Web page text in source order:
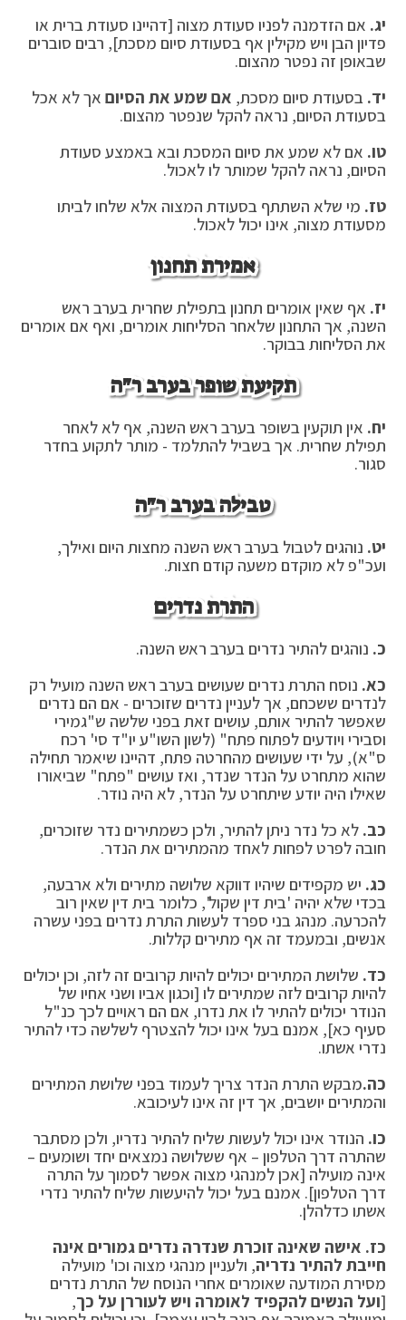
יג. אם הזדמנה לפניו סעודת מצוה [דהיינו סעודת ברית או
פדיון הבן ויש מקילין אף בסעודת סיום מסכת], רבים סוברים
שבאופן זה נפטר מהצום.
יד. בסעודת סיום מסכת, אם שמע את הסיום אך לא אכל
בסעודת הסיום, נראה להקל שנפטר מהצום.
טו. אם לא שמע את סיום המסכת ובא באמצע סעודת
הסיום, נראה להקל שמותר לו לאכול.
טז. מי שלא השתתף בסעודת המצוה אלא שלחו לביתו
מסעודת מצוה, אינו יכול לאכול.
אמירת תחנון
יז. אף שאין אומרים תחנון בתפילת שחרית בערב ראש
השנה, אך התחנון שלאחר הסליחות אומרים, ואף אם אומרים
את הסליחות בבוקר.
תקיעת שופר בערב ר"ה
יח. אין תוקעין בשופר בערב ראש השנה, אף לא לאחר
תפילת שחרית. אך בשביל להתלמד - מותר לתקוע בחדר
סגור.
טבילה בערב ר"ה
יט. נוהגים לטבול בערב ראש השנה מחצות היום ואילך,
ועכ"פ לא מוקדם משעה קודם חצות.
התרת נדרים
כ. נוהגים להתיר נדרים בערב ראש השנה.
כא. נוסח התרת נדרים שעושים בערב ראש השנה מועיל רק
לנדרים ששכחם, אך לעניין נדרים שזוכרים - אם הם נדרים
שאפשר להתיר אותם, עושים זאת בפני שלשה ש"גמירי
וסבירי ויודעים לפתוח פתח" (לשון השו"ע יו"ד סי' רכח
ס"א), על ידי שעושים מהחרטה פתח, דהיינו שיאמר תחילה
שהוא מתחרט על הנדר שנדר, ואז עושים "פתח" שביאורו
שאילו היה יודע שיתחרט על הנדר, לא היה נודר.
כב. לא כל נדר ניתן להתיר, ולכן כשמתירים נדר שזוכרים,
חובה לפרט לפחות לאחד מהמתירים את הנדר.
כג. יש מקפידים שיהיו דווקא שלושה מתירים ולא ארבעה,
בכדי שלא יהיה 'בית דין שקול', כלומר בית דין שאין רוב
להכרעה. מנהג בני ספרד לעשות התרת נדרים בפני עשרה
אנשים, ובמעמד זה אף מתירים קללות.
כד. שלושת המתירים יכולים להיות קרובים זה לזה, וכן יכולים
להיות קרובים לזה שמתירים לו [וכגון אביו ושני אחיו של
הנודר יכולים להתיר לו את נדרו, אם הם ראויים לכך כנ"ל
סעיף כא], אמנם בעל אינו יכול להצטרף לשלשה כדי להתיר
נדרי אשתו.
כה.מבקש התרת הנדר צריך לעמוד בפני שלושת המתירים
והמתירים יושבים, אך דין זה אינו לעיכובא.
כו. הנודר אינו יכול לעשות שליח להתיר נדריו, ולכן מסתבר
שהתרה דרך הטלפון – אף ששלושה נמצאים יחד ושומעים –
אינה מועילה [אכן למנהגי מצוה אפשר לסמוך על התרה
דרך הטלפון]. אמנם בעל יכול להיעשות שליח להתיר נדרי
אשתו כדלהלן.
כז. אישה שאינה זוכרת שנדרה נדרים גמורים אינה
חייבת להתיר נדריה, ולעניין מנהגי מצוה וכו' מועילה
מסירת המודעה שאומרים אחרי הנוסח של התרת נדרים
[ועל הנשים להקפיד לאומרה ויש לעוררן על כך,